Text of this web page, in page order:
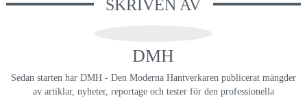
SKRIVEN AV
DMH
Sedan starten har DMH - Den Moderna Hantverkaren publicerat mängder
av artiklar, nyheter, reportage och tester för den professionella